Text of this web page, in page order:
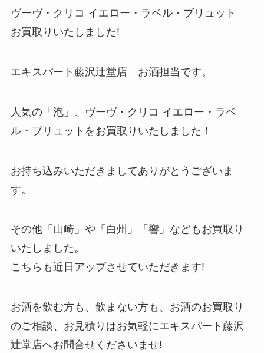
ヴーヴ・クリコ イエロー・ラベル・ブリュット
お買取りいたしました!
エキスパート藤沢辻堂店 お酒担当です。
人気の「泡」、ヴーヴ・クリコ イエロー・ラベ
ル・ブリュットをお買取りいたしました！
お持ち込みいただきましてありがとうございま
す。
その他「山崎」や「白州」「響」などもお買取り
いたしました。
こちらも近日アップさせていただきます!
お酒を飲む方も、飲まない方も、お酒のお買取り
のご相談、お見積りはお気軽にエキスパート藤沢
辻堂店へお問合せくださいませ!